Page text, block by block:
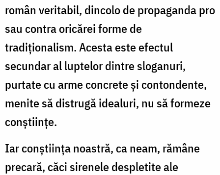
român veritabil, dincolo de propaganda pro
sau contra oricărei forme de
tradiționalism. Acesta este efectul
secundar al luptelor dintre sloganuri,
purtate cu arme concrete și contondente,
menite să distrugă idealuri, nu să formeze
conștiințe.
Iar conștiința noastră, ca neam, rămâne
precară, căci sirenele despletite ale